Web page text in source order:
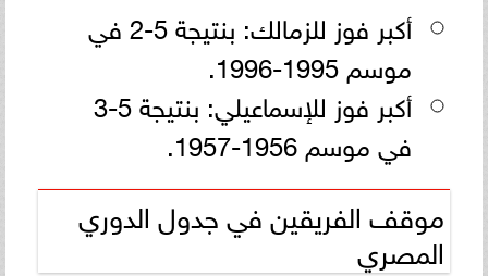
أكبر فوز للزمالك: بنتيجة 5-2 في
موسم 1995-1996.
أكبر فوز للإسماعيلي: بنتيجة 5-3
في موسم 1956-1957.
موقف الفريقين في جدول الدوري
المصري